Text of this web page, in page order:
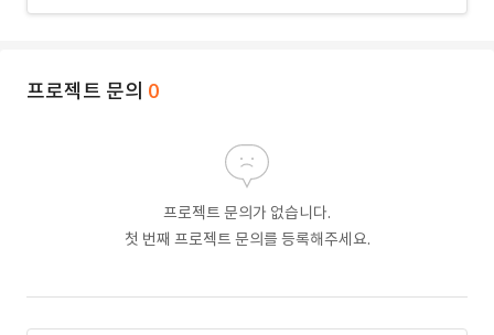
프로젝트 문의 0
프로젝트 문의가 없습니다.
첫 번째 프로젝트 문의를 등록해주세요.